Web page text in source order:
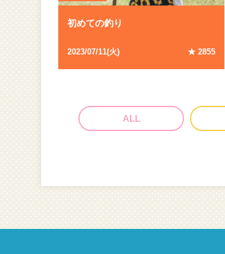
初めての釣り
2023/07/11(火) ★ 2855
ALL